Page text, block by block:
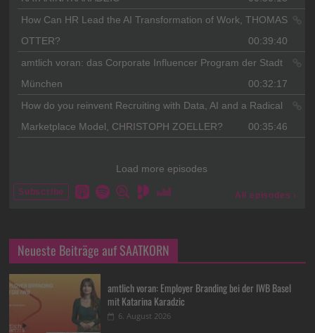
Neueste Beiträge auf SAATKORN
amtlich voran: Employer Branding bei der IWB Basel
mit Katarina Karadzic
6. August 2026